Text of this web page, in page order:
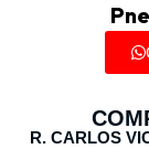
R. CARLOS